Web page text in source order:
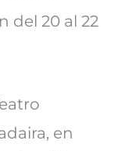
del 20 al 22
en